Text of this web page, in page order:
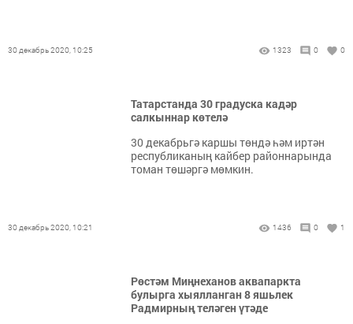
30 декабрь 2020, 10:25 1323 0 0
Татарстанда 30 градуска кадәр
салкыннар көтелә
30 декабрьгә каршы төндә һәм иртән
республиканың кайбер районнарында
томан төшәргә мөмкин.
30 декабрь 2020, 10:21 1436 0 1
Рөстәм Миңнеханов аквапаркта
булырга хыялланган 8 яшьлек
Радмирның теләген үтәде